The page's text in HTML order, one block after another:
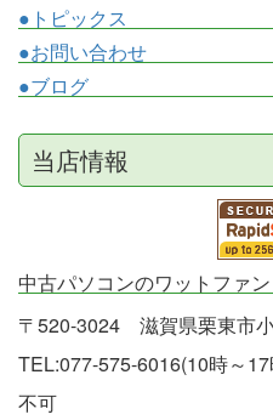
●トピックス
●お問い合わせ
●ブログ
当店情報
中古パソコンのワットファン
〒520-3024 滋賀県栗東市
TEL:077-575-6016(10時～
不可